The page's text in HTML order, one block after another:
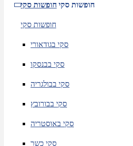
חופשות סקי חופשות סקי
חופשות סקי
סקי בגודאורי
סקי בבנסקו
סקי בבולגריה
סקי בבורובץ
סקי באוסטריה
סקי כשר